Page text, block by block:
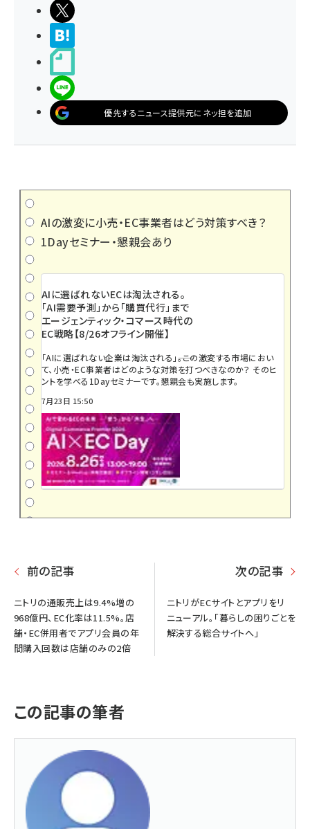
優先するニュース提供元にネッ担を追加
AIの激変に小売・EC事業者はどう対策すべき？
1Dayセミナー・懇親会あり
AIに選ばれないECは淘汰される。
「AI需要予測」から「購買代行」まで
エージェンティック・コマース時代の
EC戦略【8/26オフライン開催】
「AIに選ばれない企業は淘汰される」――。この激変する市場におい
て、小売・EC事業者はどのような対策を打つべきなのか？ そのヒ
ントを学べる1Dayセミナーです。懇親会も実施します。
7月23日 15:50
前の記事
ニトリの通販売上は9.4%増の
968億円、EC化率は11.5%。店
舗・EC併用者でアプリ会員の年
間購入回数は店舗のみの2倍
次の記事
ニトリがECサイトとアプリをリ
ニューアル。「暮らしの困りごとを
解決する総合サイトへ」
この記事の筆者